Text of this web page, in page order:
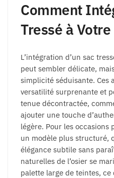
Comment
Tressé à
L’intégration d’un sac
peut sembler délicate,
simplicité séduisante. Ces
versatilité surprenante et
tenue décontractée,
ajouter une touche
légère. Pour les
un modèle plus structuré,
élégance subtile sans
naturelles de l’osier se
palette large de teintes,